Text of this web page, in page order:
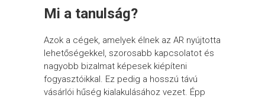
Mi a tanulság?
Azok a cégek, amelyek élnek az AR nyújtotta
lehetőségekkel, szorosabb kapcsolatot és
nagyobb bizalmat képesek kiépíteni
fogyasztóikkal. Ez pedig a hosszú távú
vásárlói hűség kialakulásához vezet. Épp